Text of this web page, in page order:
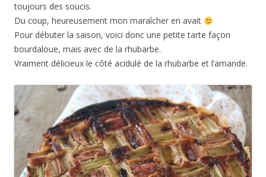
toujours des soucis.
Du coup, heureusement mon maraîcher en avait
Pour débuter la saison, voici donc une petite tarte façon
bourdaloue, mais avec de la rhubarbe.
Vraiment délicieux le côté acidulé de la rhubarbe et l’amande.